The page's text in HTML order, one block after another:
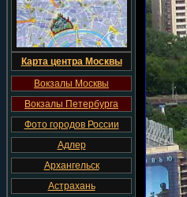
Карта центра Москвы
Вокзалы Москвы
Вокзалы Петербурга
Фото городов России
Адлер
Архангельск
Астрахань